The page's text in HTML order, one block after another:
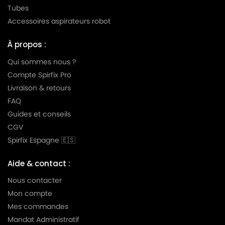
KARCHER
KARCHER
KARCHER A 2801 PLUS
KARCHER
KARCHER
KARCHER A 2901 F
KARCHER
KARCHER A 3001
KARCHER
KARCHER
KARCHER A 3100 a A 3199
KARCHER
KARCHER A 4000 PLUS
KARCHER
Tubes
Accessoires aspirateurs robot
À propos :
Qui sommes nous ?
Compte Spirfix Pro
Livraison & retours
FAQ
Guides et conseils
CGV
Spirfix Espagne 🇪🇸
Aide & contact :
Nous contacter
Mon compte
Mes commandes
Mandat Administratif